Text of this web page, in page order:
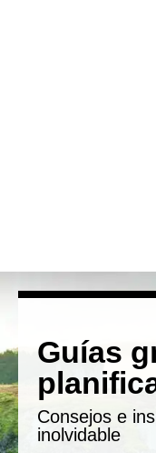
Guías
Consejos e
inolvidable